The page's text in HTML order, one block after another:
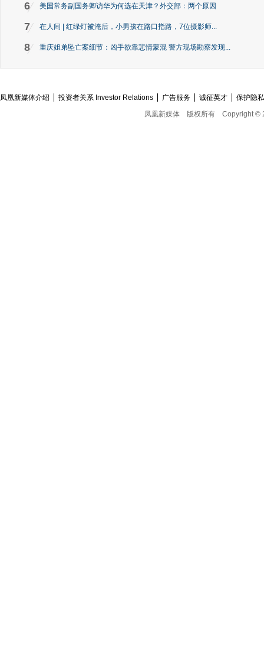
6 美国常务副国务卿访华为何选在天津？外交部：两个原因
7 在人间 | 红绿灯被淹后，小男孩在路口指路，7位摄影师...
8 重庆姐弟坠亡案细节：凶手欲靠悲情蒙混 警方现场勘察发现...
凤凰新媒体介绍 投资者关系 Investor Relations 广告服务 诚征英才
保护隐
凤凰新媒体
版权所有 Copyright ©